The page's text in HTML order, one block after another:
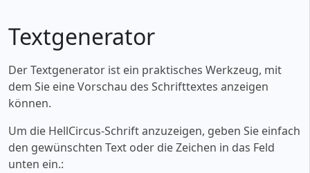
Textgenerator
Der Textgenerator ist ein praktisches Werkzeug, mit
dem Sie eine Vorschau des Schrifttextes anzeigen
können.
Um die HellCircus-Schrift anzuzeigen, geben Sie einfach
den gewünschten Text oder die Zeichen in das Feld
unten ein.: